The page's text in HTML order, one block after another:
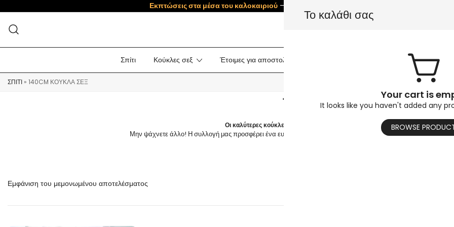
Το καλάθι σας
Your cart is
It looks like you haven't added any
BROWSE
Εκπτώσεις στα μέσα του καλοκαιριού– Αποθήκευση
Σπίτι Κούκλες σεξ Έτοιμες για αποστολή κούκλες ΚΑΥΤΟ
ΣΠΊΤΙ » 140CM ΚΟΎΚΛΑ ΣΕΞ
140cm κούκλα σεξ
Οι καλύτερες κούκλες σεξ 140cm | Αγοράστε ρεαλιστικές κούκλες σεξ TPE
Μην ψάχνετε άλλο! Η συλλογή μας προσφέρει ένα ευρύ φάσμα υψηλής ποιότητας και ρεαλιστικών κούκλων σεξ
Εμφάνιση του μεμονωμένου αποτελέσματος